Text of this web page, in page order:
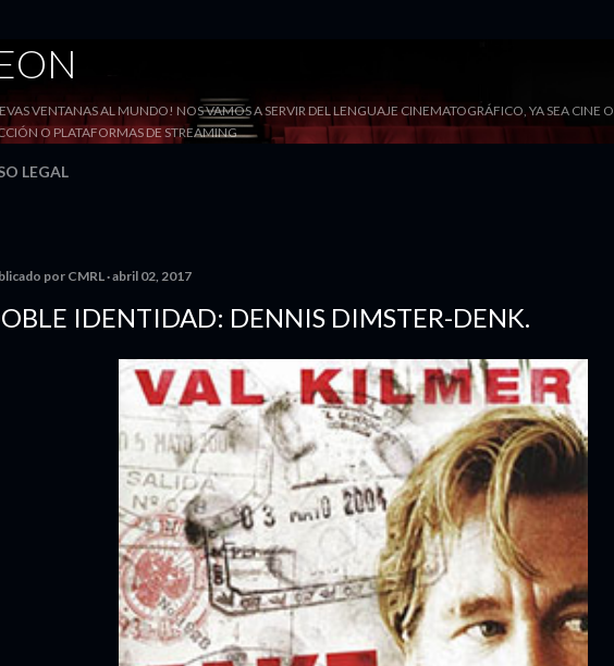
VENTANAS AL MUNDO! NOS VAMOS A SERVIR DEL LENGUAJE CINEMATOGRÁFICO, YA SEA CINE O
O PLATAFORMAS DE STREAMING
LEGAL
porCMRL abril 02, 2017
IDENTIDAD: DENNIS DIMSTER-DENK.